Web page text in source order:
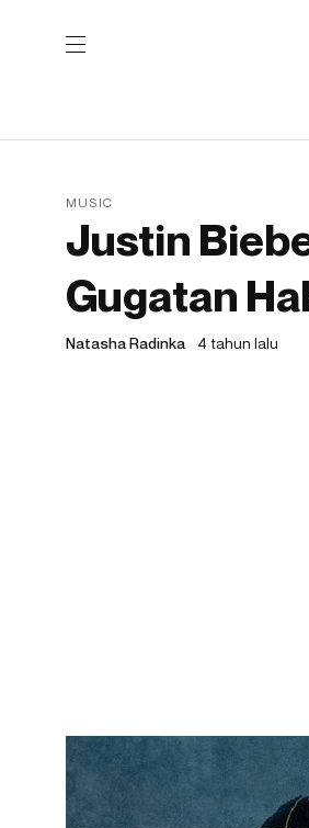
MUSIC
Justin
Gugatan
Natasha Radinka 4 tahun lalu